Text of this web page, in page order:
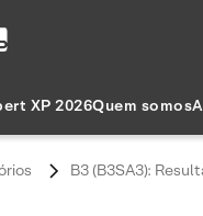
XP 2026Quem somos
B3 (B3SA3):